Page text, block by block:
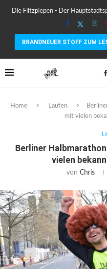
Die Flitzpiepen - Der
BRANDNEUER STOFF ZUM
WARUM LÄUFER AUFHÖREN
TESTBERICHT SILVA SMINI
Home Laufen
mit vielen
Berliner
vielen
von Chris